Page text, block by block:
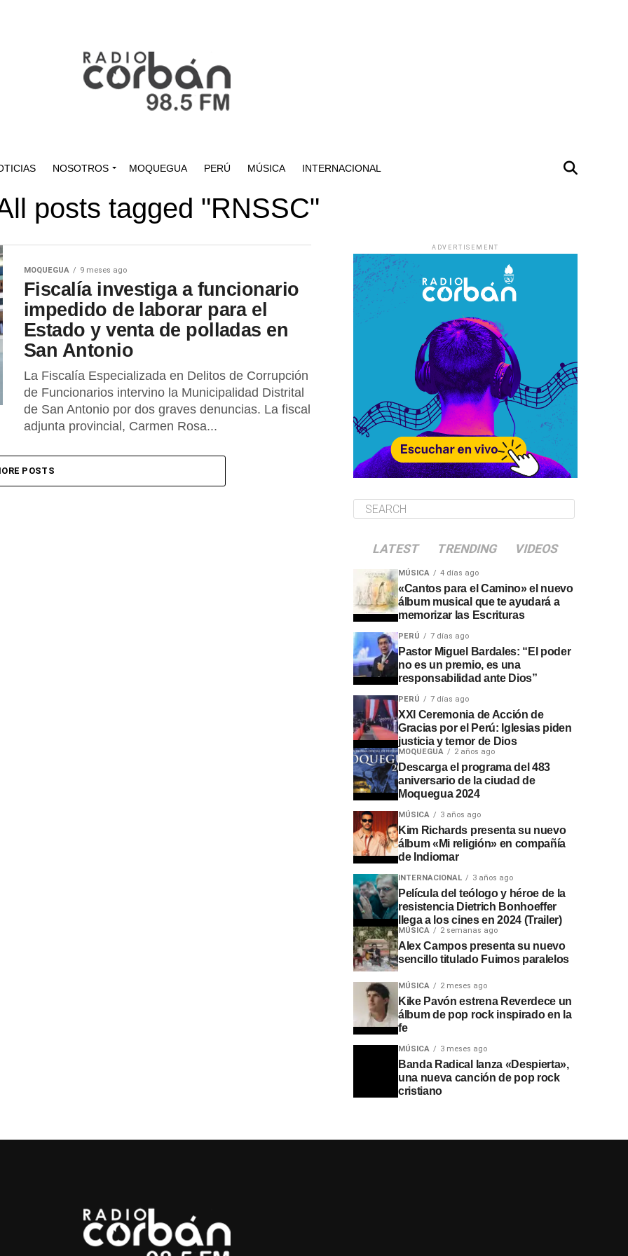
NOSOTROS MOQUEGUA PERÚ MÚSICA INTERNACIONAL
posts tagged "RNSSC"
MOQUEGUA 9 meses ago
Fiscalía investiga a funcionario
impedido de laborar para el
Estado y venta de polladas en
San Antonio
La Fiscalía Especializada en Delitos de Corrupción
de Funcionarios intervino la Municipalidad Distrital
de San Antonio por dos graves denuncias. La fiscal
adjunta provincial, Carmen Rosa...
POSTS
ADVERTISEMENT
LATEST TRENDING VIDEOS
MÚSICA 4 días ago
«Cantos para el Camino» el nuevo
álbum musical que te ayudará a
memorizar las Escrituras
PERÚ 7 días ago
Pastor Miguel Bardales: “El poder
no es un premio, es una
responsabilidad ante Dios”
PERÚ 7 días ago
XXI Ceremonia de Acción de
Gracias por el Perú: Iglesias piden
justicia y temor de Dios
MOQUEGUA 2 años ago
Descarga el programa del 483
aniversario de la ciudad de
Moquegua 2024
MÚSICA 3 años ago
Kim Richards presenta su nuevo
álbum «Mi religión» en compañía
de Indiomar
INTERNACIONAL 3 años ago
Película del teólogo y héroe de la
resistencia Dietrich Bonhoeffer
llega a los cines en 2024 (Trailer)
MÚSICA 2 semanas ago
Alex Campos presenta su nuevo
sencillo titulado Fuimos paralelos
MÚSICA 2 meses ago
Kike Pavón estrena Reverdece un
álbum de pop rock inspirado en la
fe
MÚSICA 3 meses ago
Banda Radical lanza «Despierta»,
una nueva canción de pop rock
cristiano